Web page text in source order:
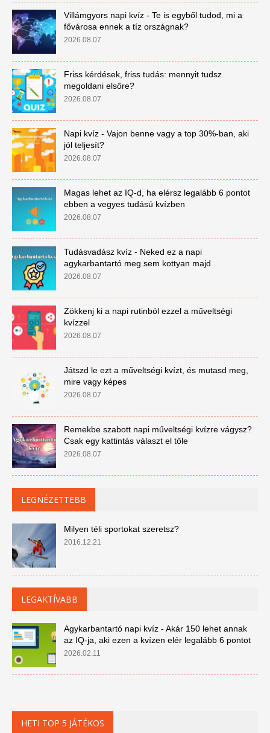
Villámgyors napi kvíz - Te is egyből tudod, mi a
fővárosa ennek a tíz országnak?
2026.08.07
Friss kérdések, friss tudás: mennyit tudsz
megoldani elsőre?
2026.08.07
Napi kvíz - Vajon benne vagy a top 30%-ban, aki
jól teljesít?
2026.08.07
Magas lehet az IQ-d, ha elérsz legalább 6 pontot
ebben a vegyes tudású kvízben
2026.08.07
Tudásvadász kvíz - Neked ez a napi
agykarbantartó meg sem kottyan majd
2026.08.07
Zökkenj ki a napi rutinból ezzel a műveltségi
kvízzel
2026.08.07
Játszd le ezt a műveltségi kvízt, és mutasd meg,
mire vagy képes
2026.08.07
Remekbe szabott napi műveltségi kvízre vágysz?
Csak egy kattintás választ el tőle
2026.08.07
LEGNÉZETTEBB
Milyen téli sportokat szeretsz?
2016.12.21
LEGAKTÍVABB
Agykarbantartó napi kvíz - Akár 150 lehet annak
az IQ-ja, aki ezen a kvízen elér legalább 6 pontot
2026.02.11
HETI TOP 5 JÁTÉKOS